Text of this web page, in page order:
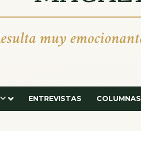
ENTREVISTAS COLUMNAS